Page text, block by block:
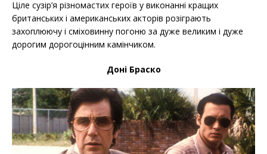
Ціле сузір’я різномастих героїв у виконанні кращих
британських і американських акторів розіграють
захоплюючу і сміховинну погоню за дуже великим і дуже
дорогим дорогоцінним камінчиком.
Доні Браско